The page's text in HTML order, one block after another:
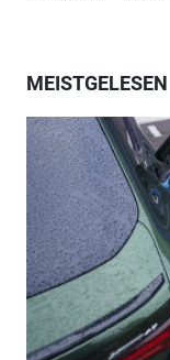
MEISTGELESEN